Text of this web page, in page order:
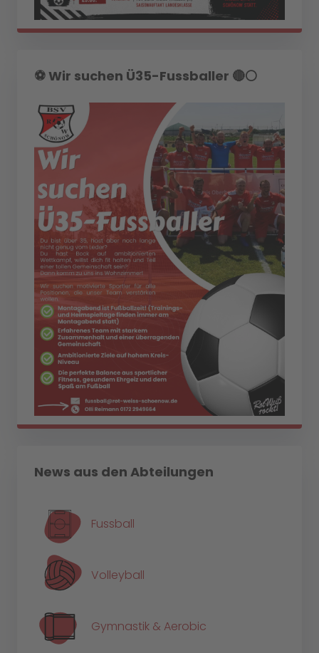
⚽️ Wir suchen Ü35-Fussballer 🔴⚪️
News aus den Abteilungen
Fussball
Volleyball
Gymnastik & Aerobic